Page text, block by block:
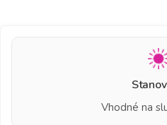
Vhodné na